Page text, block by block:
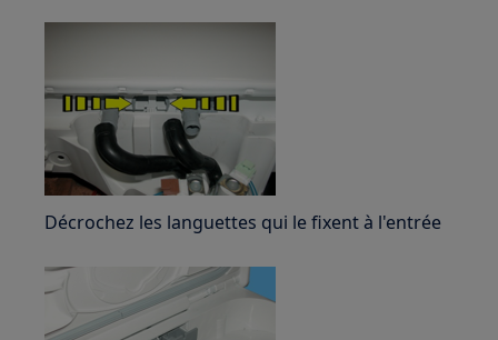
Décrochez les languettes qui le fixent à l'entrée